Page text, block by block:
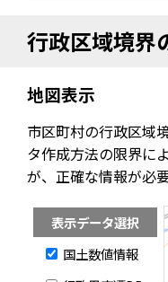
行政区域境界
地図表示
市区町村の行政区域
タ作成方法の限界に
が、正確な情報が必
表示データ選択
国土数値情報